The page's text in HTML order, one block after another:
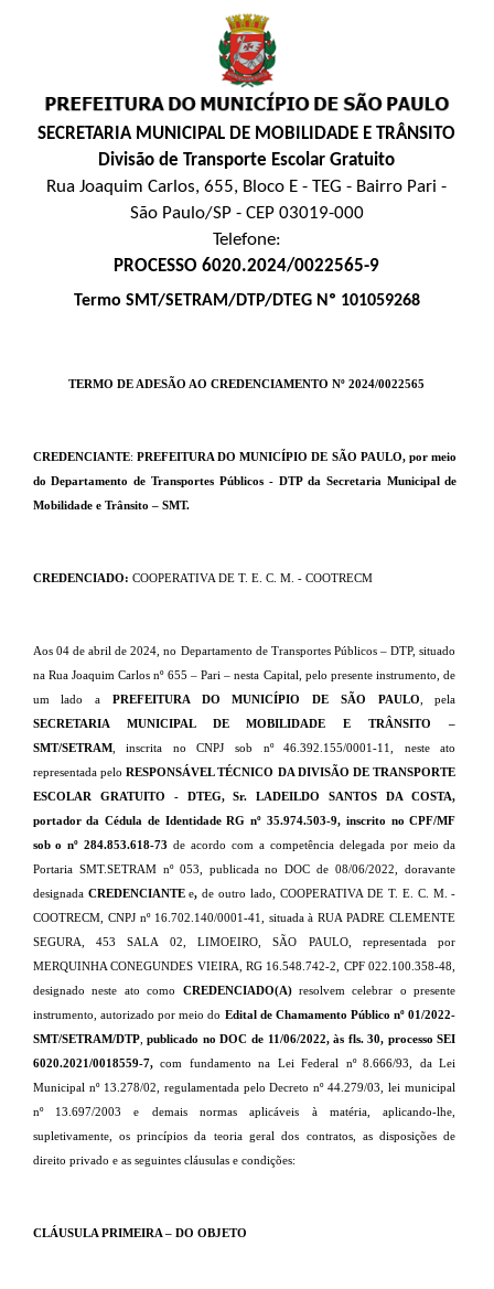
SECRETARIA MUNICIPAL DE MOBILIDADE E TRÂNSITO
Divisão de Transporte Escolar Gratuito
Rua Joaquim Carlos, 655, Bloco E - TEG - Bairro Pari -
São Paulo/SP - CEP 03019-000
Telefone:
PROCESSO 6020.2024/0022565-9
Termo SMT/SETRAM/DTP/DTEG Nº 101059268
TERMO DE ADESÃO AO CREDENCIAMENTO Nº2024/0022565
CREDENCIANTE: PREFEITURA DO MUNICÍPIO DE SÃO PAULO, por meio
do Departamento de Transportes Públicos - DTP da Secretaria Municipal de
Mobilidade e Trânsito – SMT.
CREDENCIADO: COOPERATIVA DE T. E. C. M. - COOTRECM
Aos 04 de abril de 2024, no Departamento de Transportes Públicos – DTP, situado
na Rua Joaquim Carlos nº 655 – Pari – nesta Capital, pelo presente instrumento, de
um lado a PREFEITURA DO MUNICÍPIO DE SÃO PAULO, pela
SECRETARIA MUNICIPAL DE MOBILIDADE E TRÂNSITO
–
SMT/SETRAM, inscrita no CNPJ sob nº 46.392.155/0001-11, neste ato
representada pelo RESPONSÁVEL TÉCNICO DA DIVISÃO DE TRANSPORTE
ESCOLAR GRATUITO - DTEG, Sr. LADEILDO SANTOS DA COSTA,
portador da Cédula de Identidade RG nº 35.974.503-9, inscrito no CPF/MF
sob o nº 284.853.618-73de acordo com a competência delegada por meio da
Portaria SMT.SETRAM nº 053, publicada no DOC de 08/06/2022, doravante
designada CREDENCIANTEe, de outro lado,COOPERATIVA DE T. E. C. M. -
COOTRECM, CNPJ nº 16.702.140/0001-41, situada àRUA PADRE CLEMENTE
SEGURA, 453 SALA 02,LIMOEIRO,SÃO PAULO, representada por
MERQUINHA CONEGUNDES VIEIRA, RG 16.548.742-2, CPF022.100.358-48,
designado neste ato como CREDENCIADO(A)resolvem celebrar o presente
instrumento, autorizado por meio do Edital de Chamamento Público nº 01/2022-
SMT/SETRAM/DTP,publicado no DOC de 11/06/2022, às fls. 30, processo SEI
6020.2021/0018559-7,com fundamento na Lei Federal nº 8.666/93, da Lei
Municipal nº 13.278/02, regulamentada pelo Decreto nº 44.279/03, lei municipal
nº 13.697/2003 e demais normas aplicáveis à matéria, aplicando-lhe,
supletivamente, os princípios da teoria geral dos contratos, as disposições de
direito privado e as seguintes cláusulas e condições:
CLÁUSULA PRIMEIRA – DO OBJETO